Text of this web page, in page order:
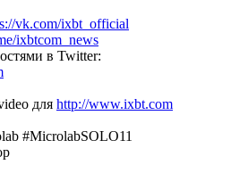
vk.com/ixbt_official
ixbtcom_news
в Twitter:
для http://www.ixbt.com
#MicrolabSOLO11